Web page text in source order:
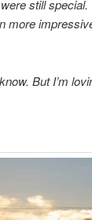
still special.
more
But I’m